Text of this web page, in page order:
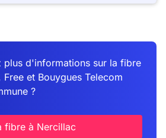
plus d'informations sur la fibre
Free et Bouygues Telecom
?
fibre à Nercillac